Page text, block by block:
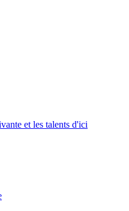
et les talents d'ici